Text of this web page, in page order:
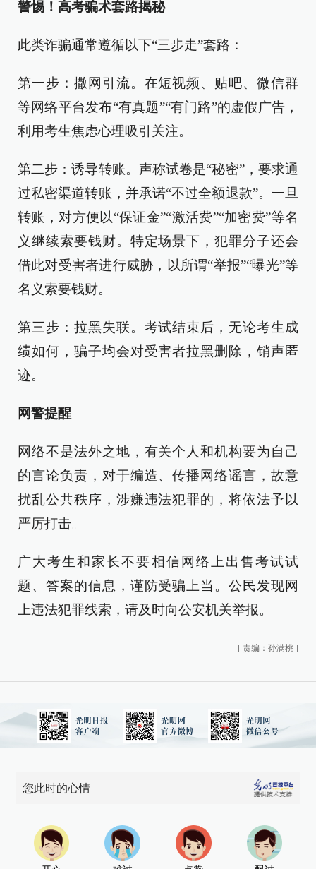
警惕！高考骗术套路揭秘
此类诈骗通常遵循以下“三步走”套路：
第一步：撒网引流。在短视频、贴吧、微信群
等网络平台发布“有真题”“有门路”的虚假广告，
利用考生焦虑心理吸引关注。
第二步：诱导转账。声称试卷是“秘密”，要求通
过私密渠道转账，并承诺“不过全额退款”。一旦
转账，对方便以“保证金”“激活费”“加密费”等名
义继续索要钱财。特定场景下，犯罪分子还会
借此对受害者进行威胁，以所谓“举报”“曝光”等
名义索要钱财。
第三步：拉黑失联。考试结束后，无论考生成
绩如何，骗子均会对受害者拉黑删除，销声匿
迹。
网警提醒
网络不是法外之地，有关个人和机构要为自己
的言论负责，对于编造、传播网络谣言，故意
扰乱公共秩序，涉嫌违法犯罪的，将依法予以
严厉打击。
广大考生和家长不要相信网络上出售考试试
题、答案的信息，谨防受骗上当。公民发现网
上违法犯罪线索，请及时向公安机关举报。
[ 责编：孙满桃 ]
您此时的心情